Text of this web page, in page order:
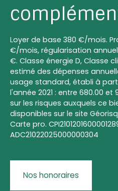
Loyer de base 380 €/mois.
€/mois, régularisation
€. Classe énergie D, Classe
estimé des dépenses
usage standard, établi à
l'année 2021 : entre 680.00
sur les risques auxquels ce
disponibles sur le site
Carte pro.
ADC21022025000000304
Nos honoraires